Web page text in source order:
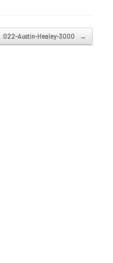
022-Austin-Healey-3000 →